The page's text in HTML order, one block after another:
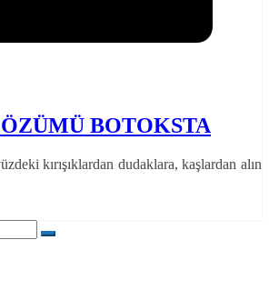
BOTOKSTA
kırışıklardan dudaklara, kaşlardan alın